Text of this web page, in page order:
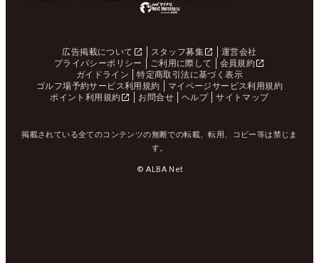
広告掲載について スタッフ募集
運営会社
プライバシーポリシー
ご利用に際して
会員規約
ガイドライン
特定商取引法に基づく表示
ゴルフ場予約サービス利用規約
マイページサービス利用規約
ポイント利用規約
お問合せ ヘルプ サイトマップ
掲載されている全てのコンテンツの無断での転載、転用、コピー等は禁じま
す。
© ALBA Net